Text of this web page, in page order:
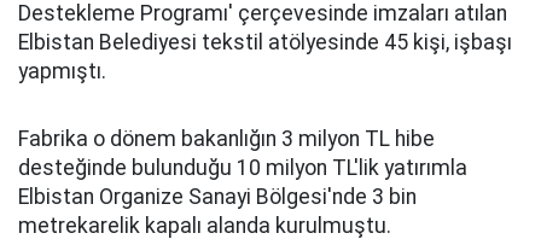
Destekleme Programı' çerçevesinde imzaları atılan
Elbistan Belediyesi tekstil atölyesinde 45 kişi, işbaşı
yapmıştı.
Fabrika o dönem bakanlığın 3 milyon TL hibe
desteğinde bulunduğu 10 milyon TL'lik yatırımla
Elbistan Organize Sanayi Bölgesi'nde 3 bin
metrekarelik kapalı alanda kurulmuştu.